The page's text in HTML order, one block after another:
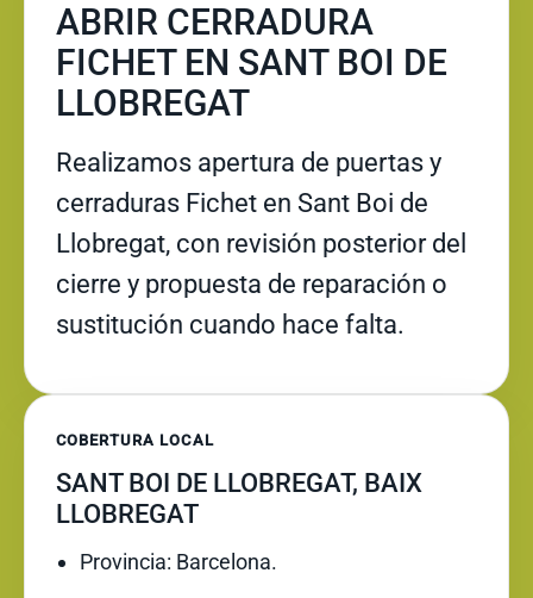
ABRIR CERRADURA
FICHET EN SANT BOI DE
LLOBREGAT
Realizamos apertura de puertas y
cerraduras Fichet en Sant Boi de
Llobregat, con revisión posterior del
cierre y propuesta de reparación o
sustitución cuando hace falta.
COBERTURA LOCAL
SANT BOI DE LLOBREGAT, BAIX
LLOBREGAT
Provincia: Barcelona.